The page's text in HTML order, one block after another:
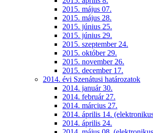
2015. május 07.
2015. május 28.
2015. június 25.
2015. június 29.
2015. szeptember 24.
2015. október 29.
2015. november 26.
2015. december 17.
2014. évi Szenátusi határozatok
2014. január 30.
2014. február 27.
2014. március 27.
2014. április 14.
2014. április 24.